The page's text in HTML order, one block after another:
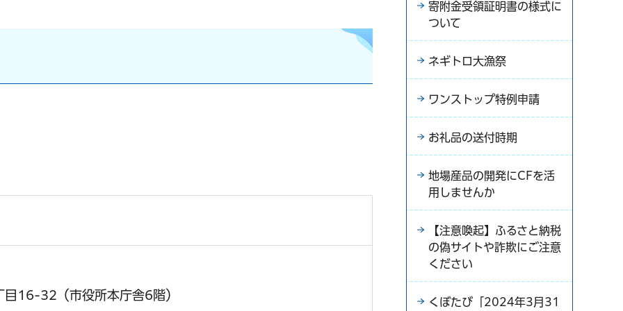
16-32（市役所本庁舎6階）
寄附金受領証明書の様式に
ついて
ネギトロ大漁祭
ワンストップ特例申請
お礼品の送付時期
地場産品の開発にCFを活
用しませんか
【注意喚起】ふるさと納税
の偽サイトや詐欺にご注意
ください
くぼたび「2024年3月31